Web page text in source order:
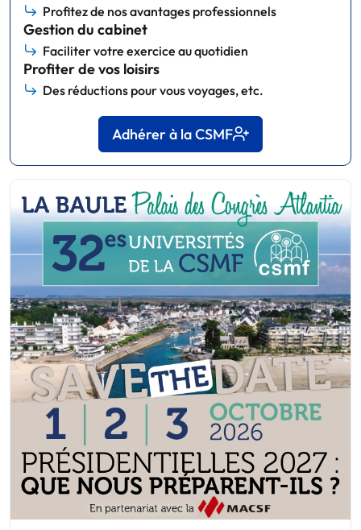
Profitez de nos avantages professionnels
Gestion du cabinet
Faciliter votre exercice au quotidien
Profiter de vos loisirs
Des réductions pour vous voyages, etc.
Adhérer à la CSMF